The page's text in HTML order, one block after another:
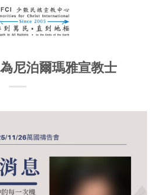
尼泊爾瑪雅宣教士